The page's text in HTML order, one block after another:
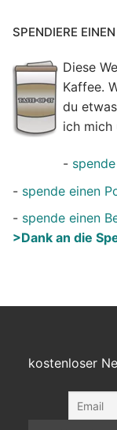
SPENDIERE
Diese
Kaffee.
du
ich mich
-
- spende einen
- spende einen
>Dank an die
kostenloser